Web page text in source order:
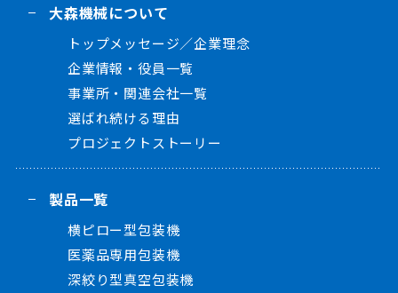
大森機械について
トップメッセージ／企業理念
企業情報・役員一覧
事業所・関連会社一覧
選ばれ続ける理由
プロジェクトストーリー
製品一覧
横ピロー型包装機
医薬品専用包装機
深絞り型真空包装機